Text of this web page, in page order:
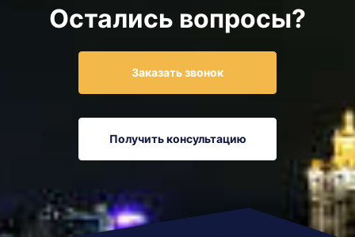
Остались вопросы?
Заказать звонок
Получить консультацию